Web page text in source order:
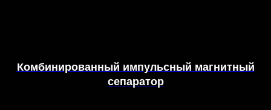
Комбинированный импульсный магнитный
сепаратор